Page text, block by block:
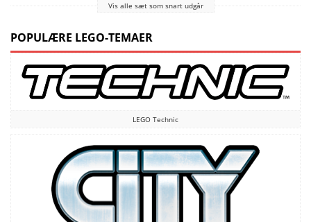
POPULÆRE LEGO-TEMAER
LEGO Technic
Vis alle sæt som snart udgår